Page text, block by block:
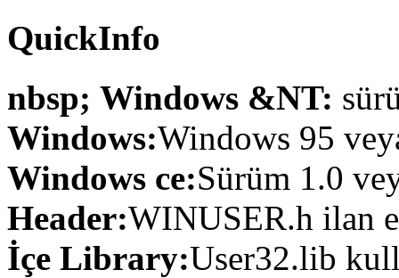
QuickInfo
nbsp; Windows &NT:
Windows:Windows 95
Windows ce:Sürüm 1.0
Header:WINUSER.h ilan
İçe Library:User32.lib